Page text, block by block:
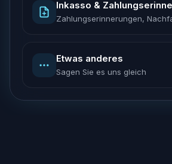
Inkasso &
Zahlungserinnerungen,
Etwas anderes
Sagen Sie es uns gleich